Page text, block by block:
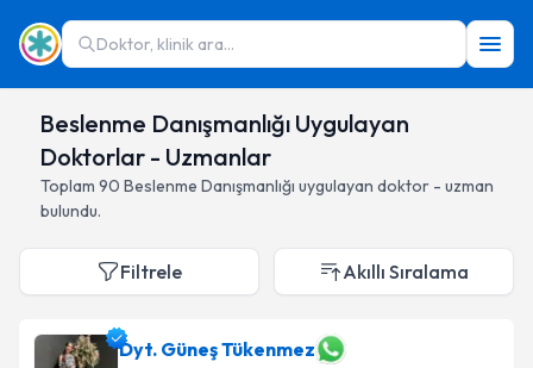
Doktor, klinik ara...
Beslenme Danışmanlığı Uygulayan
Doktorlar - Uzmanlar
Toplam 90 Beslenme Danışmanlığı uygulayan doktor - uzman
bulundu.
Filtrele Akıllı Sıralama
Dyt. Güneş Tükenmez